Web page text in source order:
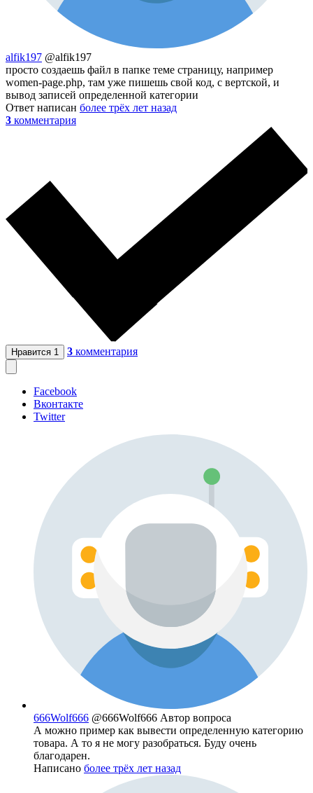
alfik197 @alfik197
просто создаешь файл в папке теме страницу, например
women-page.php, там уже пишешь свой код, с вертской, и
вывод записей определенной категории
Ответ написан более трёх лет назад
3 комментария
Нравится 1 3 комментария
Facebook
Вконтакте
Twitter
666Wolf666 @666Wolf666 Автор вопроса
А можно пример как вывести определенную категорию
товара. А то я не могу разобраться. Буду очень
благодарен.
Написано более трёх лет назад